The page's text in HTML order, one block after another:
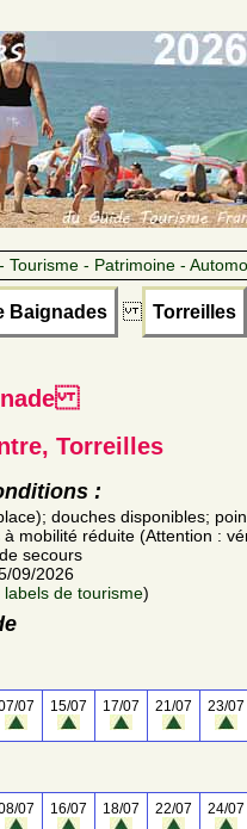
Tourisme - Patrimoine -
Baignades Torreilles
Torreilles
:
douches disponibles;
mobilité réduite (Attention :
secours
09/2026
labels de tourisme)
07 15/07 17/07 21/07 23/07
07 16/07 18/07 22/07 24/07